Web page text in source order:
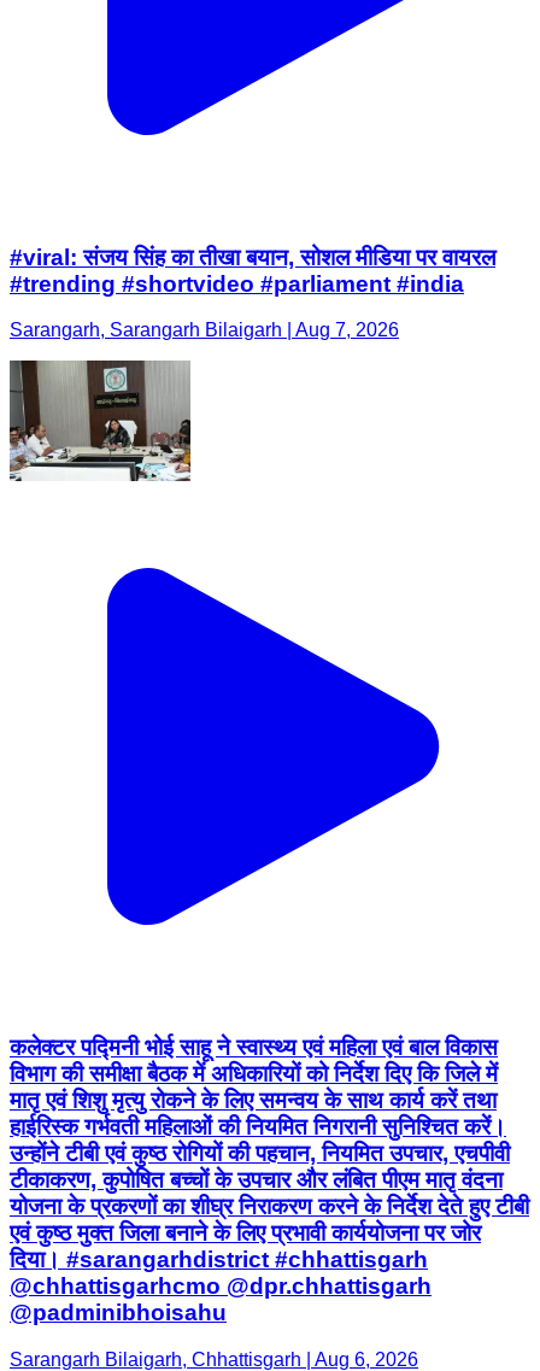
#viral: संजय सिंह का तीखा बयान, सोशल मीडिया पर वायरल
#trending #shortvideo #parliament #india
Sarangarh, Sarangarh Bilaigarh | Aug 7, 2026
कलेक्टर पद्मिनी भोई साहू ने स्वास्थ्य एवं महिला एवं बाल विकास
विभाग की समीक्षा बैठक में अधिकारियों को निर्देश दिए कि जिले में
मातृ एवं शिशु मृत्यु रोकने के लिए समन्वय के साथ कार्य करें तथा
हाईरिस्क गर्भवती महिलाओं की नियमित निगरानी सुनिश्चित करें।
उन्होंने टीबी एवं कुष्ठ रोगियों की पहचान, नियमित उपचार, एचपीवी
टीकाकरण, कुपोषित बच्चों के उपचार और लंबित पीएम मातृ वंदना
योजना के प्रकरणों का शीघ्र निराकरण करने के निर्देश देते हुए टीबी
एवं कुष्ठ मुक्त जिला बनाने के लिए प्रभावी कार्ययोजना पर जोर
दिया। #sarangarhdistrict #chhattisgarh
@chhattisgarhcmo @dpr.chhattisgarh
@padminibhoisahu
Sarangarh Bilaigarh, Chhattisgarh | Aug 6, 2026